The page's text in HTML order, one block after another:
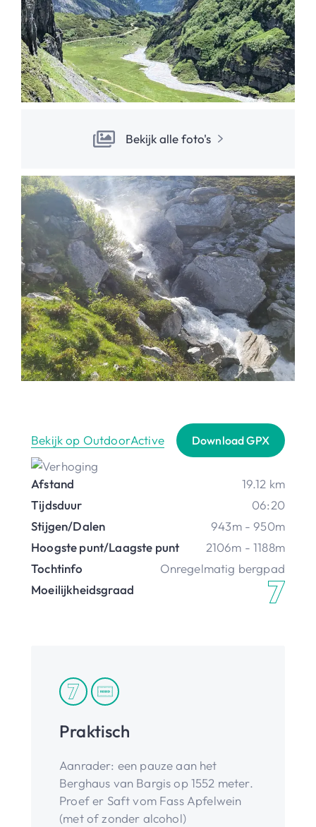
Bekijk alle foto's
Bekijk op OutdoorActive Download GPX
Afstand
19.12 km
Tijdsduur
06:20
Stijgen/Dalen
943m - 950m
Hoogste punt/Laagste punt
2106m - 1188m
Tochtinfo
Onregelmatig bergpad
Moeilijkheidsgraad
Praktisch
Aanrader: een pauze aan het
Berghaus van Bargis op 1552 meter.
Proef er Saft vom Fass Apfelwein
(met of zonder alcohol)